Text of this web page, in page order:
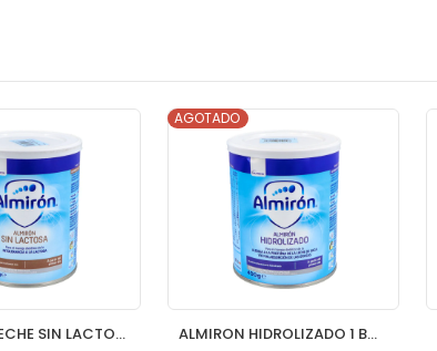
ALMIRON LECHE SIN LACTOSA 400 G 1 BOTE NEUTRO ALMIRON HIDROLIZADO 1 BOTE 400 G SABOR NEUTRO
AGOTADO